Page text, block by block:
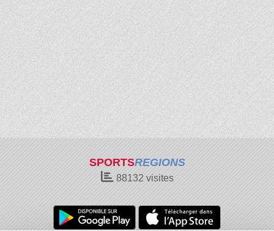
SPORTSREGIONS
88132 visites